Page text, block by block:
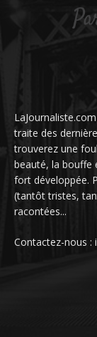
traite des
trouverez une
beauté, la bouffe
fort développée.
(tantôt tristes,
racontées...
Contactez-nous :